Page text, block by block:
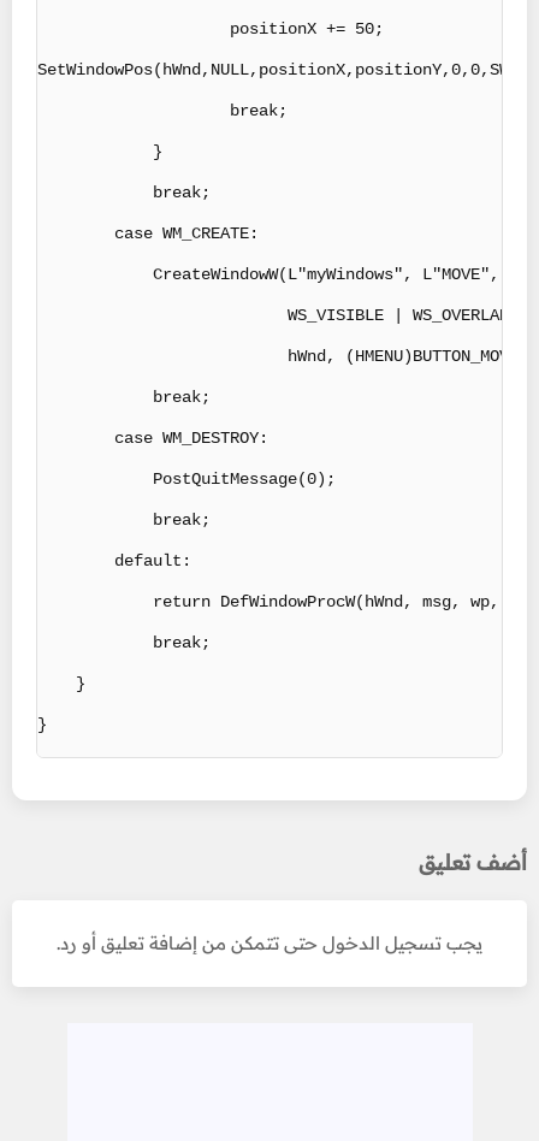
                    positionX += 50;
                    break;
            }
            break;
        case WM_CREATE:
            CreateWindowW(L"myWindows", L"MOVE",
WS_VISIBLE |
hWnd, (HMENU)BUTTON_MOVE,
            break;
        case WM_DESTROY:
            PostQuitMessage(0);
            break;
        default:
return DefWindowProcW(hWnd, msg, wp,
            break;
    }
}
أضف تعليق
يجب تسجيل الدخول حتى تتمكن من إضافة تعليق أو رد.